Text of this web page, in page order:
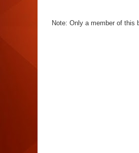
Note: Only a member of this